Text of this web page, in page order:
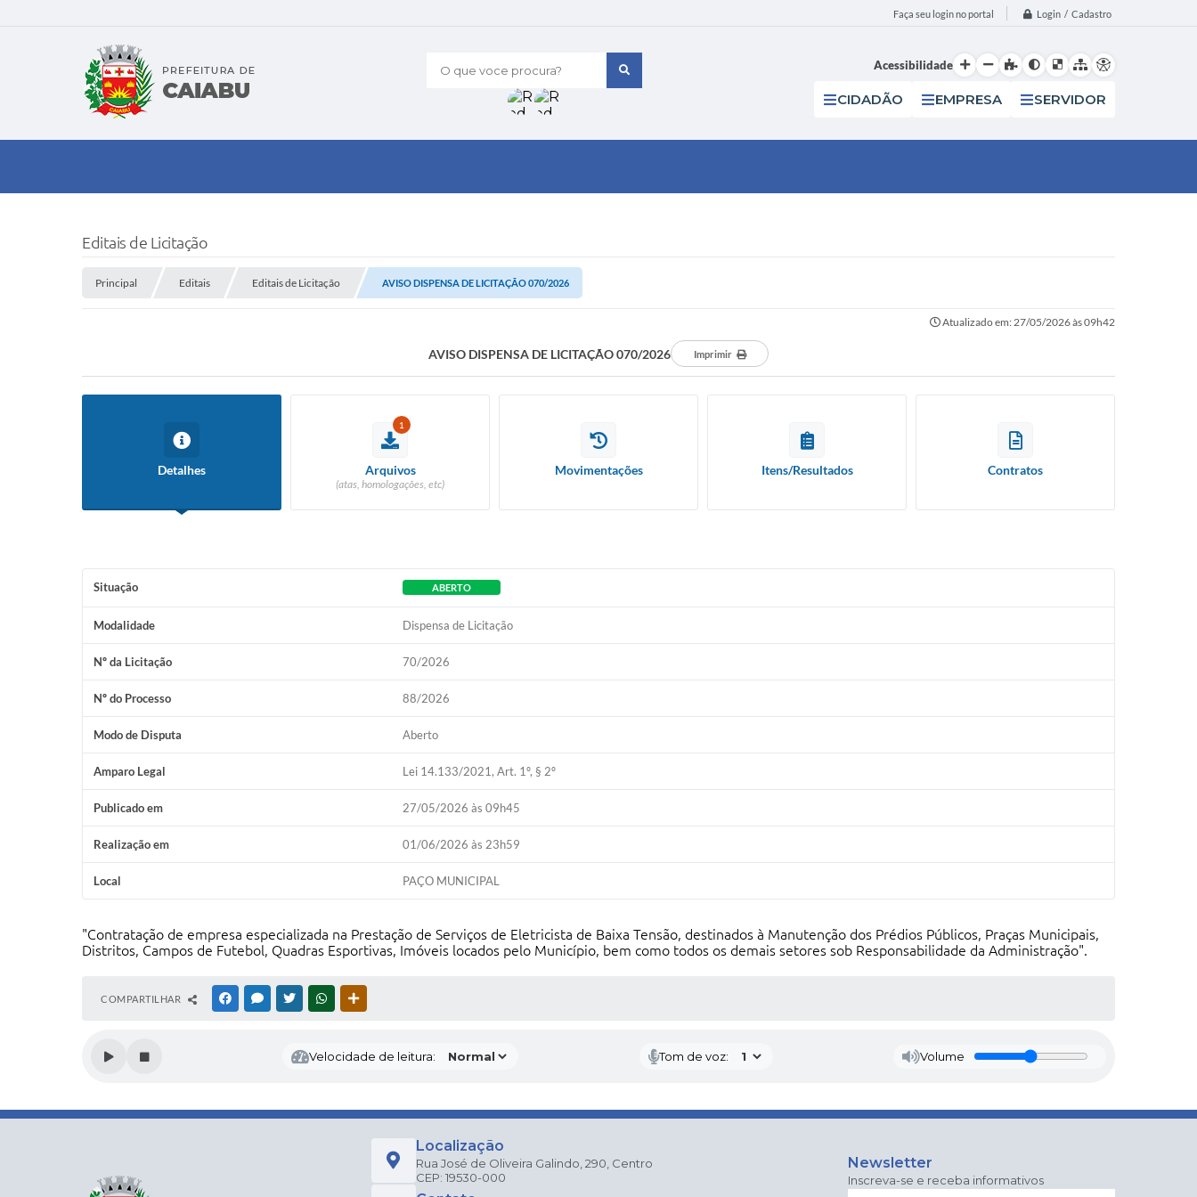
Faça seu login no portal Login / Cadastro
O que voce procura? Acessibilidade
CIDADÃO EMPRESA SERVIDOR
Editais de Licitação
Principal Editais Editais de Licitação AVISO DISPENSA DE LICITAÇÃO 070/2026
Atualizado em: 27/05/2026 às 09h42
AVISO DISPENSA DE LICITAÇÃO 070/2026 Imprimir
Detalhes
1
Arquivos
(atas, homologações, etc)
Movimentações Itens/Resultados Contratos
Situação ABERTO
Modalidade Dispensa de Licitação
Nº da Licitação 70/2026
Nº do Processo 88/2026
Modo de Disputa Aberto
Amparo Legal Lei 14.133/2021, Art. 1º, § 2º
Publicado em 27/05/2026 às 09h45
Realização em 01/06/2026 às 23h59
Local PAÇO MUNICIPAL
"Contratação de empresa especializada na Prestação de Serviços de Eletricista de Baixa Tensão, destinados à Manutenção dos Prédios Públicos, Praças Municipais,
Distritos, Campos de Futebol, Quadras Esportivas, Imóveis locados pelo Município, bem como todos os demais setores sob Responsabilidade da Administração".
COMPARTILHAR FACEBOOKMESSENGER
TWITTERWHATSAPP
Velocidade de leitura: Tom de voz: Volume
Localização
Rua José de Oliveira Galindo, 290, Centro
CEP: 19530-000
Newsletter
Inscreva-se e receba informativos